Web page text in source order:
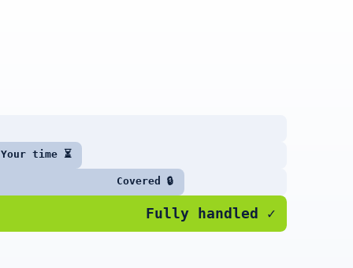
Your time ⏳
Covered 🔒
Fully handled ✓